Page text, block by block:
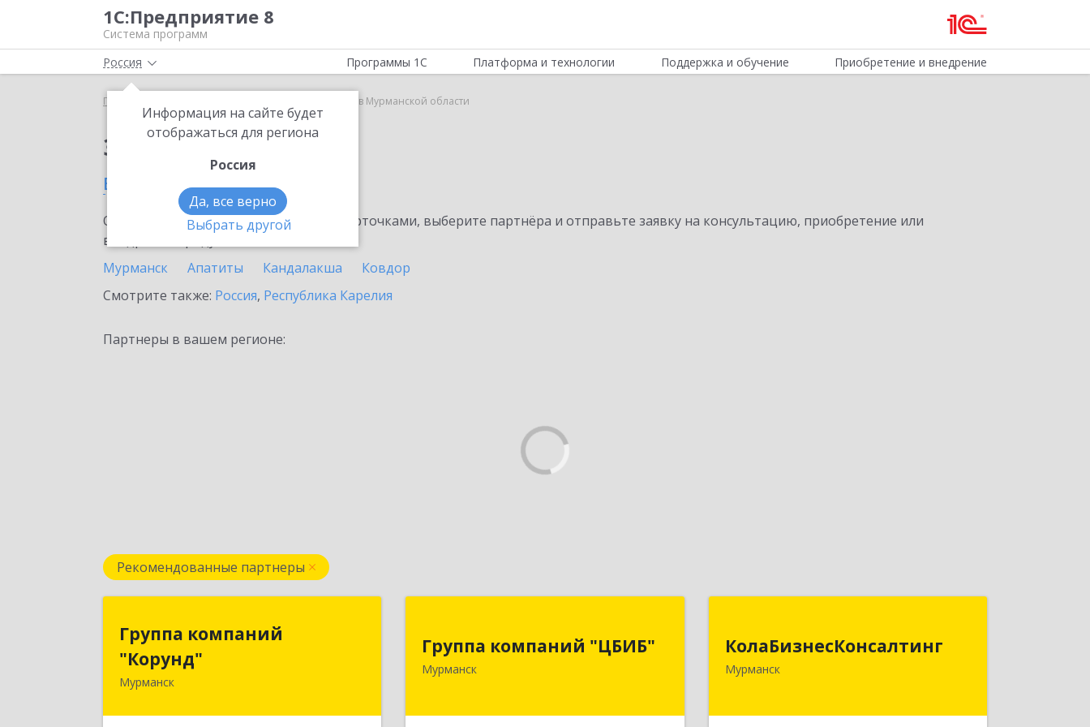
1С:Предприятие 8
Система программ
Россия
Информация на сайте будет
отображаться для региона
Россия
Да, все верно
Выбрать другой
Программы 1С Платформа и технологии Поддержка и обучение Приобретение и внедрение
Главная 1С:Лизинг в Мурманской области
Заказать 1С:Лизинг
в Мурманской области
Ознакомьтесь с информационными карточками, выберите партнёра и отправьте заявку на консультацию, приобретение или
внедрение продукта.
Мурманск
Апатиты Кандалакша
Ковдор
Смотрите также: Россия, Республика Карелия
Партнеры в вашем регионе:
Рекомендованные партнеры
Группа компаний
"Корунд"
Мурманск
Группа компаний
183025, Мурманская обл, Мурманск г,
Группа компаний "ЦБИБ"
Мурманск
183010, Мурманская обл, Мурманск г,
Подробнее
КолаБизнесКонсалтинг
Мурманск
Подробнее